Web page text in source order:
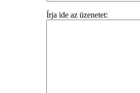
Írja ide az üzenetet: